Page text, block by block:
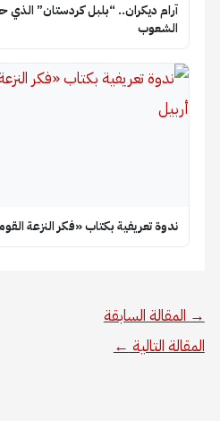
آرام ديكران.. “بلبل كردستان” الذي
الشعوب
ندوة تعريفية بكتاب «فكر النزعة
→ المقالة السابقة
المقالة التالية ←